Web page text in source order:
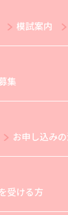
模試案内
集
お申し込み
受ける方